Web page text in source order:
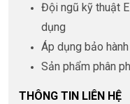
Đội ngũ kỹ thuật
dụng
Áp dụng bảo
Sản phẩm phân
THÔNG TIN LIÊN HỆ